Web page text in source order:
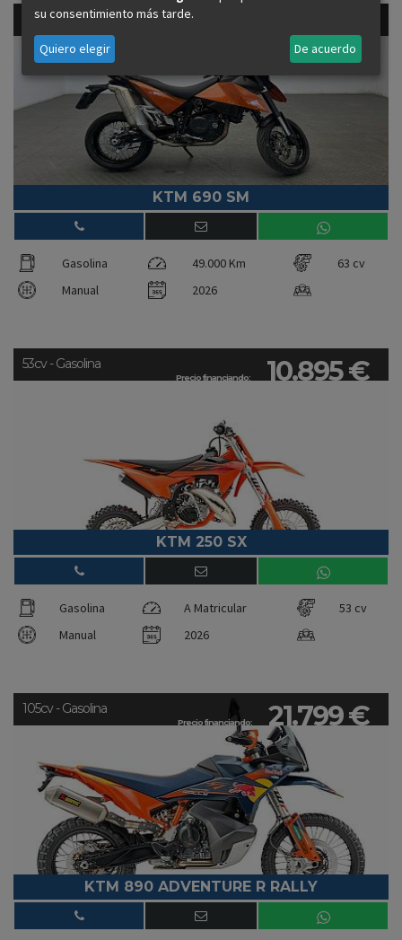
2.990 €
63cv - Gasolina
KTM 690 SM
Gasolina 49.000 Km
63 cv
Manual
2026
Precio financiando: 10.895 €
53cv - Gasolina
KTM 250 SX
Gasolina A Matricular
53 cv
Manual
2026
Precio financiando: 21.799 €
105cv - Gasolina
KTM 890 ADVENTURE R RALLY
su consentimiento más tarde.
Quiero elegir De acuerdo